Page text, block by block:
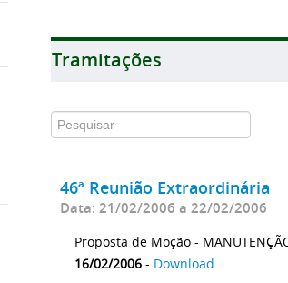
Tramitações
46ª Reunião Extraordinária
Data: 21/02/2006 a 22/02/2006
Proposta de Moção -
16/02/2006 - Download